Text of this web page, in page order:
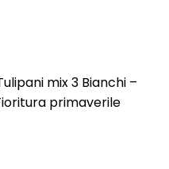
mix 3 Bianchi –
Fioritura primaverile